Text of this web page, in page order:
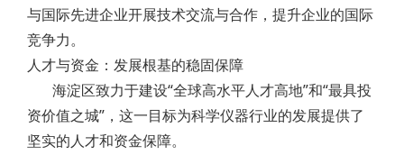
与国际先进企业开展技术交流与合作，提升企业的国际
竞争力。
人才与资金：发展根基的稳固保障
海淀区致力于建设“全球高水平人才高地”和“最具投
资价值之城”，这一目标为科学仪器行业的发展提供了
坚实的人才和资金保障。